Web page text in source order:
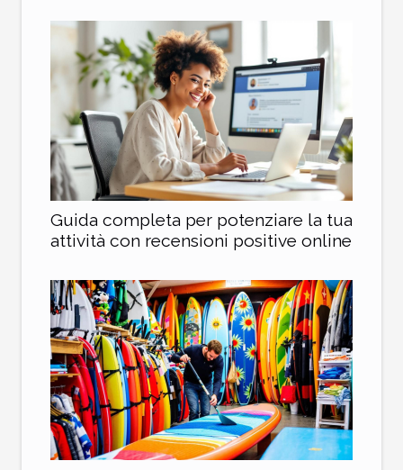
Guida completa per potenziare la tua
attività con recensioni positive online